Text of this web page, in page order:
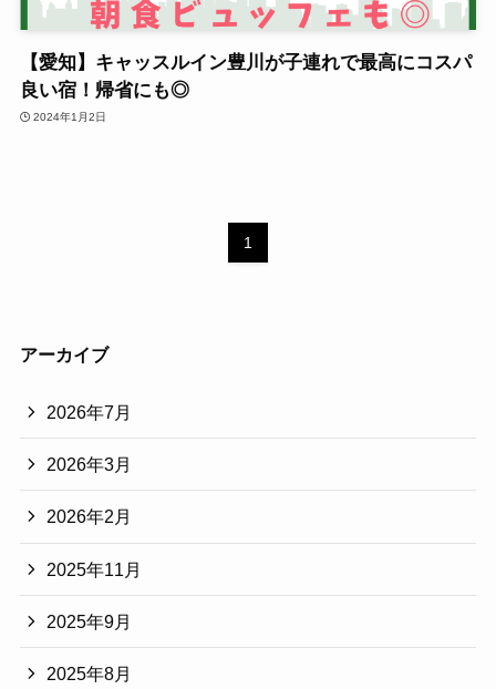
【愛知】キャッスルイン豊川が子連れで最高にコスパ
良い宿！帰省にも◎
2024年1月2日
1
アーカイブ
2026年7月
2026年3月
2026年2月
2025年11月
2025年9月
2025年8月